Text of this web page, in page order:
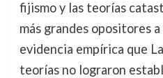
fijismo y las teorías
más grandes opositores
evidencia empírica que
teorías no lograron